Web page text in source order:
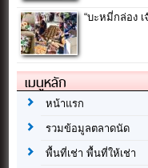
“บะหมี่กล่อง เ
เมนูหลัก
หน้าแรก
รวมข้อมูลตลาดนัด
พื้นที่เช่า พื้นที่ให้เช่า